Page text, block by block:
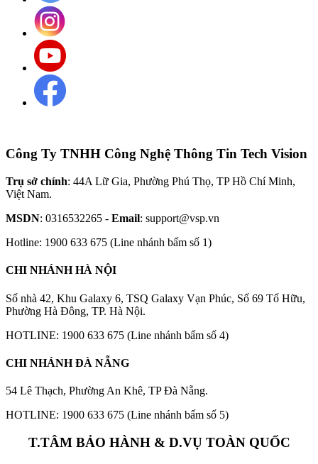
Công Ty TNHH Công Nghệ Thông Tin Tech Vision
Trụ sở chính: 44A Lữ Gia, Phường Phú Thọ, TP Hồ Chí Minh,
Việt Nam.
MSDN: 0316532265 - Email: support@vsp.vn
Hotline: 1900 633 675 (Line nhánh bấm số 1)
CHI NHÁNH HÀ NỘI
Số nhà 42, Khu Galaxy 6, TSQ Galaxy Vạn Phúc, Số 69 Tố Hữu,
Phường Hà Đông, TP. Hà Nội.
HOTLINE: 1900 633 675 (Line nhánh bấm số 4)
CHI NHÁNH ĐÀ NẴNG
54 Lê Thạch, Phường An Khê, TP Đà Nẵng.
HOTLINE: 1900 633 675 (Line nhánh bấm số 5)
T.TÂM BẢO HÀNH & D.VỤ TOÀN QUỐC